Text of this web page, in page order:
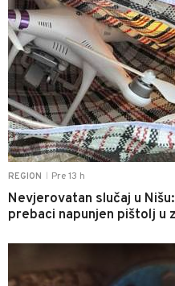
REGION Pre 13 h
Nevjerovatan slučaj u
prebaci napunjen pištolj u